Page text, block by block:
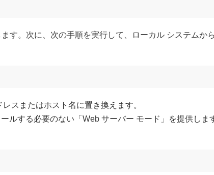
す。次に、次の手順を実行して、ローカル システムか
スまたはホスト名に置き換えます。
ルする必要のない「Web サーバー モード」を提供しま